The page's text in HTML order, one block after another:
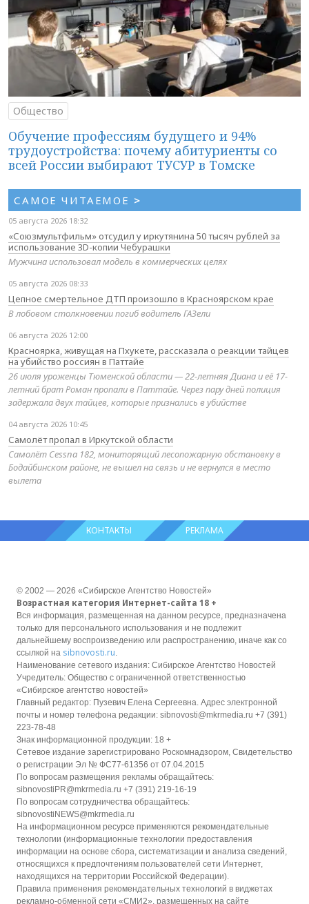
Общество
Обучение профессиям будущего и 94%
трудоустройства: почему абитуриенты со
всей России выбирают ТУСУР в Томске
САМОЕ ЧИТАЕМОЕ >
05 августа 2026 18:32
«Союзмультфильм» отсудил у иркутянина 50 тысяч рублей за
использование 3D-копии Чебурашки
Мужчина использовал модель в коммерческих целях
05 августа 2026 08:33
Цепное смертельное ДТП произошло в Красноярском крае
В лобовом столкновении погиб водитель ГАЗели
06 августа 2026 12:00
Красноярка, живущая на Пхукете, рассказала о реакции тайцев
на убийство россиян в Паттайе
26 июля уроженцы Тюменской области — 22-летняя Диана и её 17-
летний брат Роман пропали в Паттайе. Через пару дней полиция
задержала двух тайцев, которые признались в убийстве
04 августа 2026 10:45
Самолёт пропал в Иркутской области
Самолёт Cessna 182, мониторящий лесопожарную обстановку в
Бодайбинском районе, не вышел на связь и не вернулся в место
вылета
КОНТАКТЫ РЕКЛАМА
© 2002 — 2026 «Сибирское Агентство Новостей»
Возрастная категория Интернет-сайта 18 +
Вся информация, размещенная на данном ресурсе, предназначена
только для персонального использования и не подлежит
дальнейшему воспроизведению или распространению, иначе как со
ссылкой на sibnovosti.ru
Наименование сетевого издания: Сибирское Агентство Новостей
Учредитель: Общество с ограниченной ответственностью
«Сибирское агентство новостей»
Главный редактор: Пузевич Елена Сергеевна. Адрес электронной
почты и номер телефона редакции: sibnovosti@mkrmedia.ru +7 (391)
223-78-48
Знак информационной продукции: 18 +
Сетевое издание зарегистрировано Роскомнадзором, Свидетельство
о регистрации Эл № ФС77-61356 от 07.04.2015
По вопросам размещения рекламы обращайтесь:
sibnovostiPR@mkrmedia.ru +7 (391) 219-16-19
По вопросам сотрудничества обращайтесь:
sibnovostiNEWS@mkrmedia.ru
На информационном ресурсе применяются рекомендательные
технологии (информационные технологии предоставления
информации на основе сбора, систематизации и анализа сведений,
относящихся к предпочтениям пользователей сети Интернет,
находящихся на территории Российской Федерации).
Правила применения рекомендательных технологий в виджетах
рекламно-обменной сети «СМИ2», размещенных на сайте